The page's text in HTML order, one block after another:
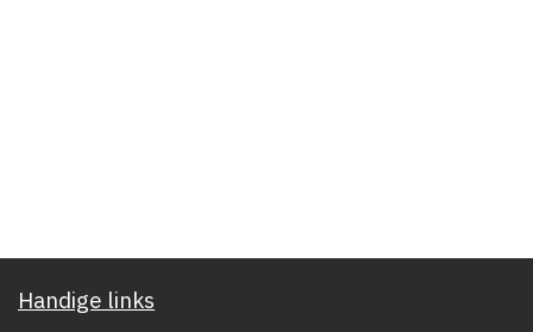
Handige links